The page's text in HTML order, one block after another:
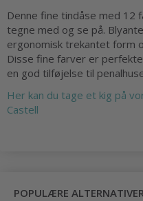
Denne fine tindåse med 12
tegne med og se på.
ergonomisk trekantet form
Disse fine farver er
en god tilføjelse til
Her kan du tage et kig på
Castell
POPULÆRE